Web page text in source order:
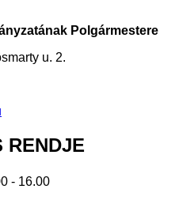
Polgármestere
u. 2.
RENDJE
- 16.00